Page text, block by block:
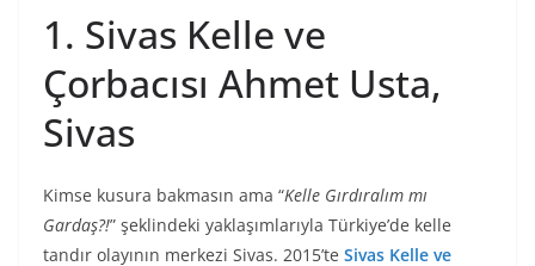
1. Sivas Kelle ve
Çorbacısı Ahmet Usta,
Sivas
Kimse kusura bakmasın ama “Kelle Gırdıralım mı
Gardaş?!” şeklindeki yaklaşımlarıyla Türkiye’de kelle
tandır olayının merkezi Sivas. 2015’te Sivas Kelle ve